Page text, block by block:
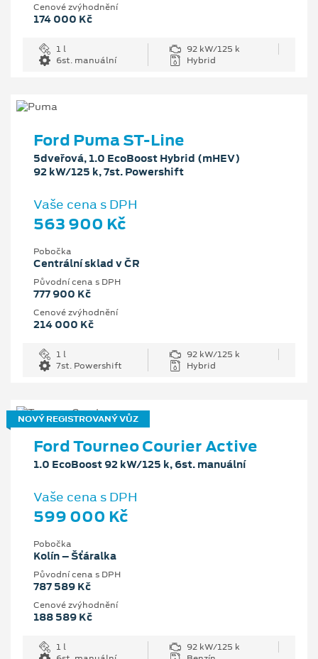
Cenové zvýhodnění
174 000 Kč
1 l
92 kW/125 k
6st. manuální
Hybrid
Ford Puma ST-Line
5dveřová, 1.0 EcoBoost Hybrid (mHEV)
92 kW/125 k, 7st. Powershift
Vaše cena s DPH
563 900 Kč
Pobočka
Centrální sklad v ČR
Původní cena s DPH
777 900 Kč
Cenové zvýhodnění
214 000 Kč
1 l
92 kW/125 k
7st. Powershift
Hybrid
NOVÝ REGISTROVANÝ VŮZ
Ford Tourneo Courier Active
1.0 EcoBoost 92 kW/125 k, 6st. manuální
Vaše cena s DPH
599 000 Kč
Pobočka
Kolín – Šťáralka
Původní cena s DPH
787 589 Kč
Cenové zvýhodnění
188 589 Kč
1 l
92 kW/125 k